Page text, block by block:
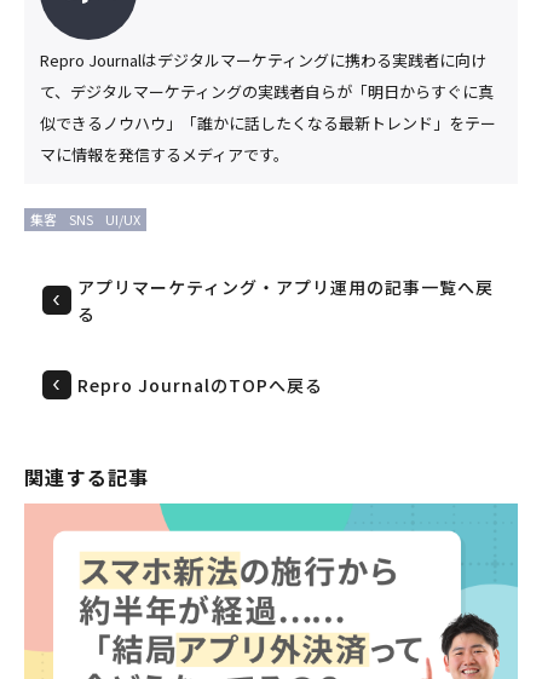
Repro Journalはデジタルマーケティングに携わる実践者に向け
て、デジタルマーケティングの実践者自らが「明日からすぐに真
似できるノウハウ」「誰かに話したくなる最新トレンド」をテー
マに情報を発信するメディアです。
集客 SNS UI/UX
アプリマーケティング・アプリ運用の記事一覧へ戻
る
Repro JournalのTOPへ戻る
関連する記事